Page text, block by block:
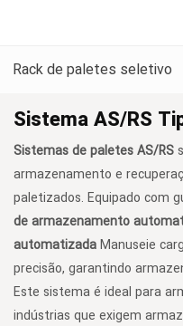
Rack de paletes seletivo
Sistema AS/RS
Sistemas de paletes AS/RS
armazenamento e
paletizados. Equipado com
de armazenamento
automatizadaManuseie
precisão, garantindo
Este sistema é ideal para
indústrias que exigem